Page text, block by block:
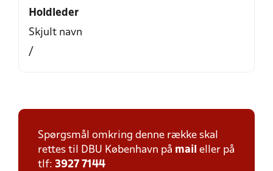
Holdleder
Skjult navn
/
Spørgsmål omkring denne række skal
rettes til DBU København på mail eller på
tlf: 3927 7144